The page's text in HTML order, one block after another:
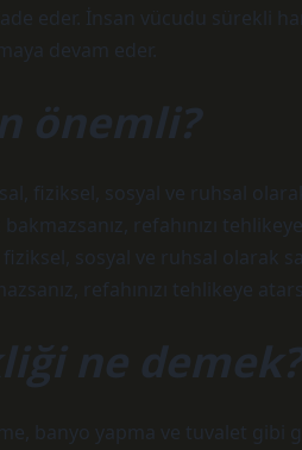
eder. İnsan vücudu sürekli
devam eder.
önemli?
fiziksel, sosyal ve ruhsal
refahınızı
sosyal ve ruhsal olarak
refahınızı tehlikeye
ne demek?
banyo yapma ve tuvalet gibi